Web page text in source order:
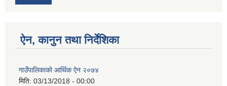
ऐन, कानुन तथा निर्देशिका
गाउँपालिकाको आर्थिक ऐन २०७४
मिति: 03/13/2018 - 00:00